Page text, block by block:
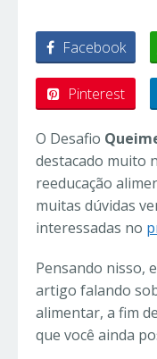
Facebook
Pinterest
O Desafio
destacado muito
reeducação
muitas dúvidas
interessadas no
Pensando nisso,
artigo falando
alimentar, a fim
que você ainda